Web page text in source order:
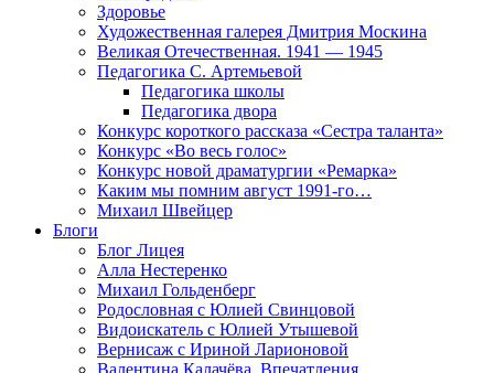
Здоровье
Художественная галерея Дмитрия Москина
Великая Отечественная. 1941 — 1945
Педагогика С. Артемьевой
Педагогика школы
Педагогика двора
Конкурс короткого рассказа «Сестра таланта»
Конкурс «Во весь голос»
Конкурс новой драматургии «Ремарка»
Каким мы помним август 1991-го…
Михаил Швейцер
Блоги
Блог Лицея
Алла Нестеренко
Михаил Гольденберг
Родословная с Юлией Свинцовой
Видоискатель с Юлией Утышевой
Вернисаж с Ириной Ларионовой